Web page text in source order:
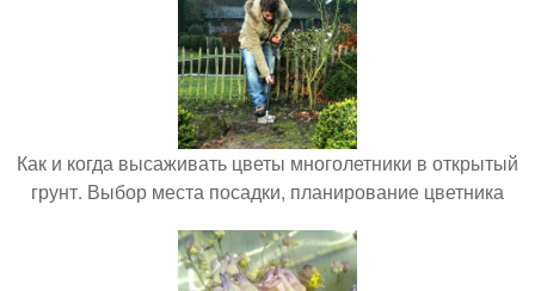
Как и когда высаживать цветы многолетники в открытый
грунт. Выбор места посадки, планирование цветника